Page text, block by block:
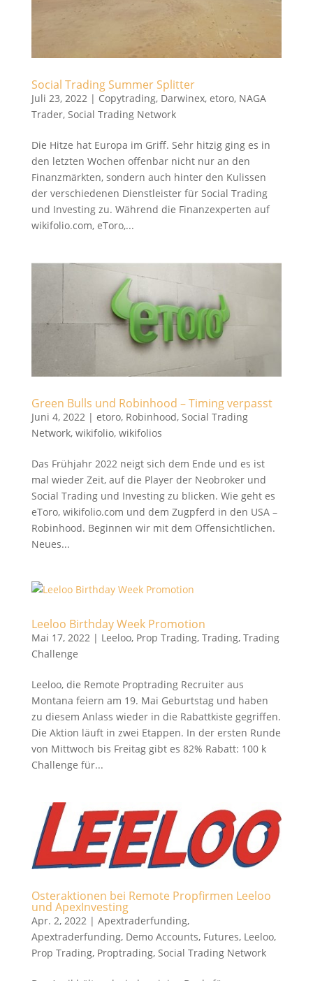
Social Trading Summer Splitter
Juli 23, 2022| Copytrading, Darwinex, etoro, NAGA
Trader, Social Trading Network
Die Hitze hat Europa im Griff. Sehr hitzig ging es in
den letzten Wochen offenbar nicht nur an den
Finanzmärkten, sondern auch hinter den Kulissen
der verschiedenen Dienstleister für Social Trading
und Investing zu. Während die Finanzexperten auf
wikifolio.com, eToro,...
Green Bulls und Robinhood – Timing verpasst
Juni 4, 2022 | etoro, Robinhood, Social Trading
Network, wikifolio, wikifolios
Das Frühjahr 2022 neigt sich dem Ende und es ist
mal wieder Zeit, auf die Player der Neobroker und
Social Trading und Investing zu blicken. Wie geht es
eToro, wikifolio.com und dem Zugpferd in den USA –
Robinhood. Beginnen wir mit dem Offensichtlichen.
Neues...
Leeloo Birthday Week Promotion
Mai 17, 2022 | Leeloo, Prop Trading, Trading, Trading
Challenge
Leeloo, die Remote Proptrading Recruiter aus
Montana feiern am 19. Mai Geburtstag und haben
zu diesem Anlass wieder in die Rabattkiste gegriffen.
Die Aktion läuft in zwei Etappen. In der ersten Runde
von Mittwoch bis Freitag gibt es 82% Rabatt: 100 k
Challenge für...
Osteraktionen bei Remote Propfirmen Leeloo
und ApexInvesting
Apr. 2, 2022| Apextraderfunding,
Apextraderfunding, Demo Accounts, Futures, Leeloo,
Prop Trading, Proptrading, Social Trading Network